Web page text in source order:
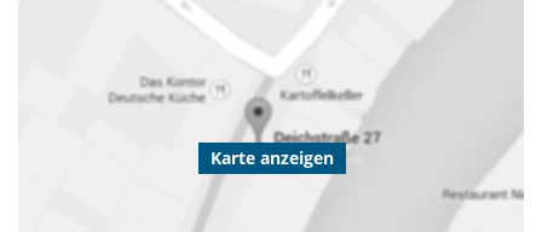
Karte anzeigen